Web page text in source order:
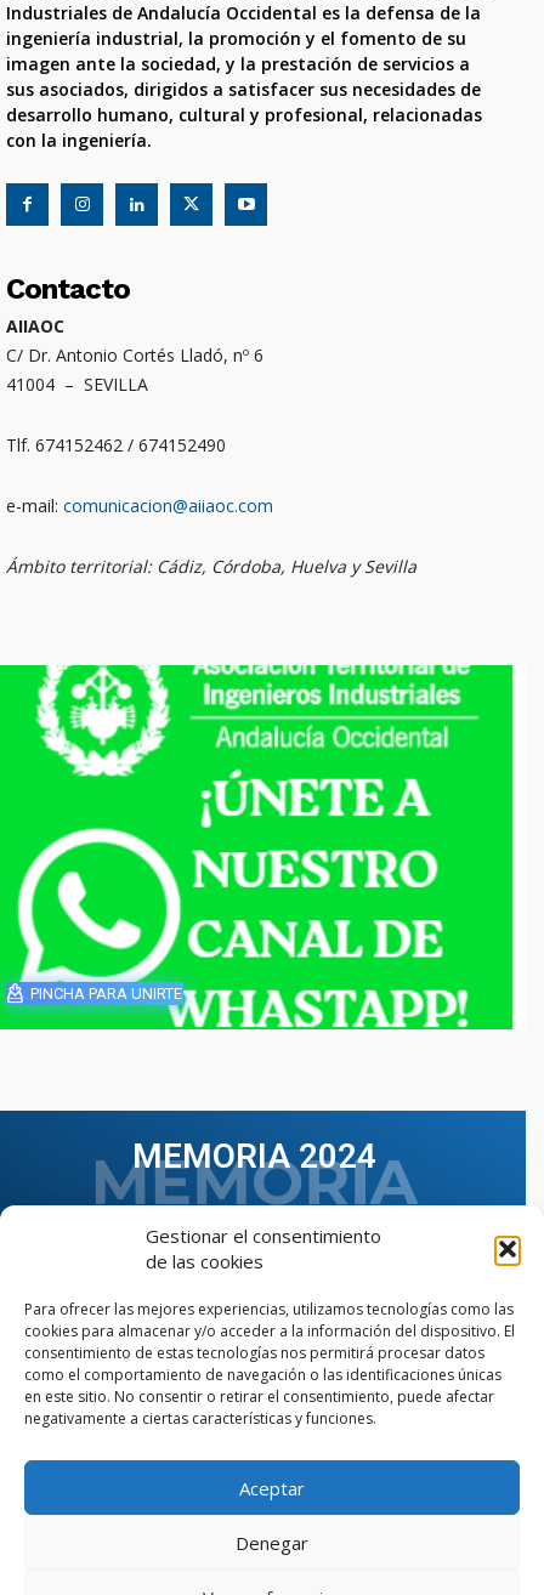
Gestionar el consentimiento
de las cookies
Para ofrecer las mejores experiencias, utilizamos tecnologías como las
cookies para almacenar y/o acceder a la información del dispositivo. El
consentimiento de estas tecnologías nos permitirá procesar datos
como el comportamiento de navegación o las identificaciones únicas
en este sitio. No consentir o retirar el consentimiento, puede afectar
negativamente a ciertas características y funciones.
Aceptar
Denegar
Industriales de Andalucía Occidental es la defensa de la
ingeniería industrial, la promoción y el fomento de su
imagen ante la sociedad, y la prestación de servicios a
sus asociados, dirigidos a satisfacer sus necesidades de
desarrollo humano, cultural y profesional, relacionadas
con la ingeniería.
Contacto
AIIAOC
C/ Dr. Antonio Cortés Lladó, nº 6
41004 – SEVILLA
Tlf. 674152462 / 674152490
e-mail: comunicacion@aiiaoc.com
Ámbito territorial: Cádiz, Córdoba, Huelva y Sevilla
PINCHA PARA UNIRTE
MEMORIA 2024
VER TODAS LAS MEMORIAS